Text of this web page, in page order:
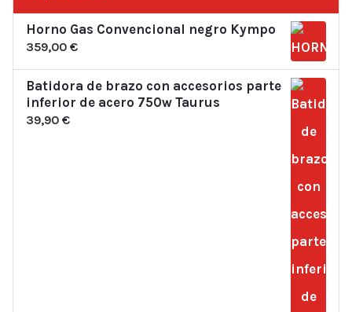
Horno Gas Convencional negro Kympo
359,00 €
Batidora de brazo con accesorios parte
inferior de acero 750w Taurus
39,90 €